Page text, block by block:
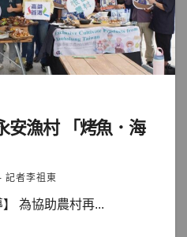
安漁村 「烤魚．海
記者李祖東
】 為協助農村再...